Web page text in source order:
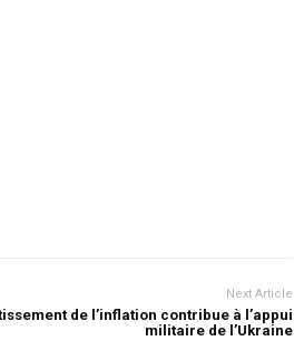
Next Article
de l’inflation contribue à l’appui
militaire de l’Ukraine